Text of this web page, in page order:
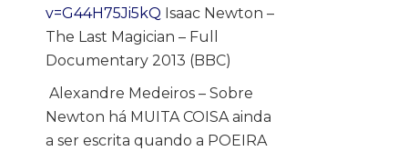
v=G44H75Ji5kQ Isaac Newton –
The Last Magician – Full
Documentary 2013 (BBC)
Alexandre Medeiros – Sobre
Newton há MUITA COISA ainda
a ser escrita quando a POEIRA